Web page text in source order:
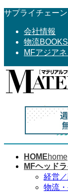
コ
へ
ス
ナ
ョ
ン
サプライチェー
会社情報
物流BOOKS
MFアジアネ
HOMEhome
MFヘッド
経営
物流